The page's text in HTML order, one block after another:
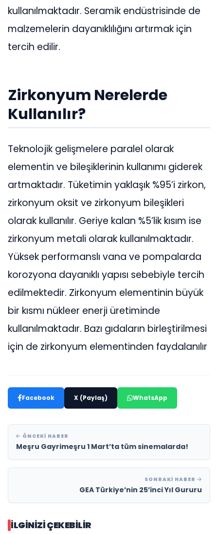
kullanılmaktadır. Seramik endüstrisinde de
malzemelerin dayanıklılığını artırmak için
tercih edilir.
Zirkonyum Nerelerde
Kullanılır?
Teknolojik gelişmelere paralel olarak
elementin ve bileşiklerinin kullanımı giderek
artmaktadır. Tüketimin yaklaşık %95’i zirkon,
zirkonyum oksit ve zirkonyum bileşikleri
olarak kullanılır. Geriye kalan %5’lik kısım ise
zirkonyum metali olarak kullanılmaktadır.
Yüksek performanslı vana ve pompalarda
korozyona dayanıklı yapısı sebebiyle tercih
edilmektedir. Zirkonyum elementinin büyük
bir kısmı nükleer enerji üretiminde
kullanılmaktadır. Bazı gıdaların birleştirilmesi
için de zirkonyum elementinden faydalanılır
Facebook X (Paylaş) WhatsApp
ÖNCEKI HABER
Meşru Gayrimeşru 1 Mart’ta tüm sinemalarda!
SONRAKI HABER
GEA Türkiye’nin 25’inci Yıl Gururu
İLGINIZI ÇEKEBILIR